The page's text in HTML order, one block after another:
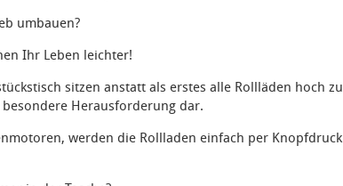
umbauen?
Ihr Leben leichter!
sitzen anstatt als erstes alle Rollläden hoch zu
Herausforderung dar.
werden die Rollladen einfach per Knopfdruck